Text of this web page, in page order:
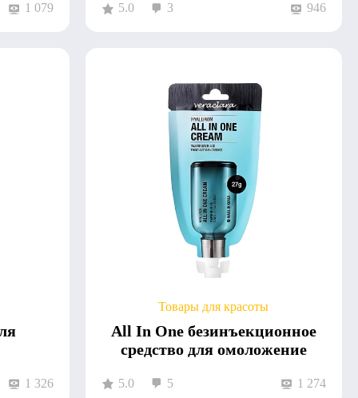
1 079 5.0 3 946
1 326
Товары для красоты
All In One безинъекционное
средство для омоложение
5.0 5 1 274